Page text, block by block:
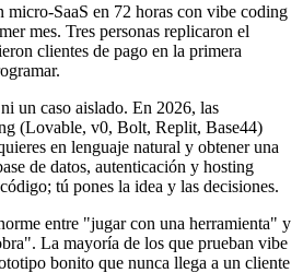
SaaS en 72 horas con vibe coding
mes. Tres personas replicaron el
clientes de pago en la primera
un caso aislado. En 2026, las
(Lovable, v0, Bolt, Replit, Base44)
en lenguaje natural y obtener una
de datos, autenticación y hosting
tú pones la idea y las decisiones.
entre "jugar con una herramienta" y
La mayoría de los que prueban vibe
bonito que nunca llega a un cliente